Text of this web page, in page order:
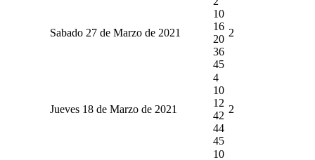
Sabado 27 de Marzo de 2021
10
16
20
36
45
2
Jueves 18 de Marzo de 2021
4
10
12
42
44
45
2
10